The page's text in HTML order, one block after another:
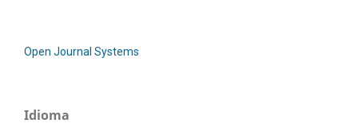
Open Journal Systems
Idioma